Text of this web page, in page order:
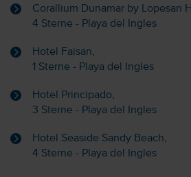
Corallium Dunamar by Lopesan
4 Sterne - Playa del Ingles
Hotel Faisan,
1 Sterne - Playa del Ingles
Hotel Principado,
3 Sterne - Playa del Ingles
Hotel Seaside Sandy Beach,
4 Sterne - Playa del Ingles